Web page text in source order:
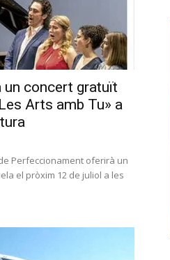
concert gratuït
Arts amb Tu» a
Perfeccionament oferirà un
el pròxim 12 de juliol a les